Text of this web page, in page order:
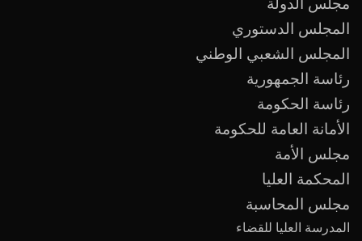
مجلس الدولة
المجلس الدستوري
المجلس الشعبي الوطني
رئاسة الجمهورية
رئاسة الحكومة
الأمانة العامة للحكومة
مجلس الأمة
المحكمة العليا
مجلس المحاسبة
المدرسة العليا للقضاء